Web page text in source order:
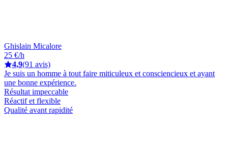
Ghislain Micalore
25 €/h
4,9(91 avis)
Je suis un homme à tout faire miticuleux et consciencieux et ayant
une bonne expérience.
Résultat impeccable
Réactif et flexible
Qualité avant rapidité